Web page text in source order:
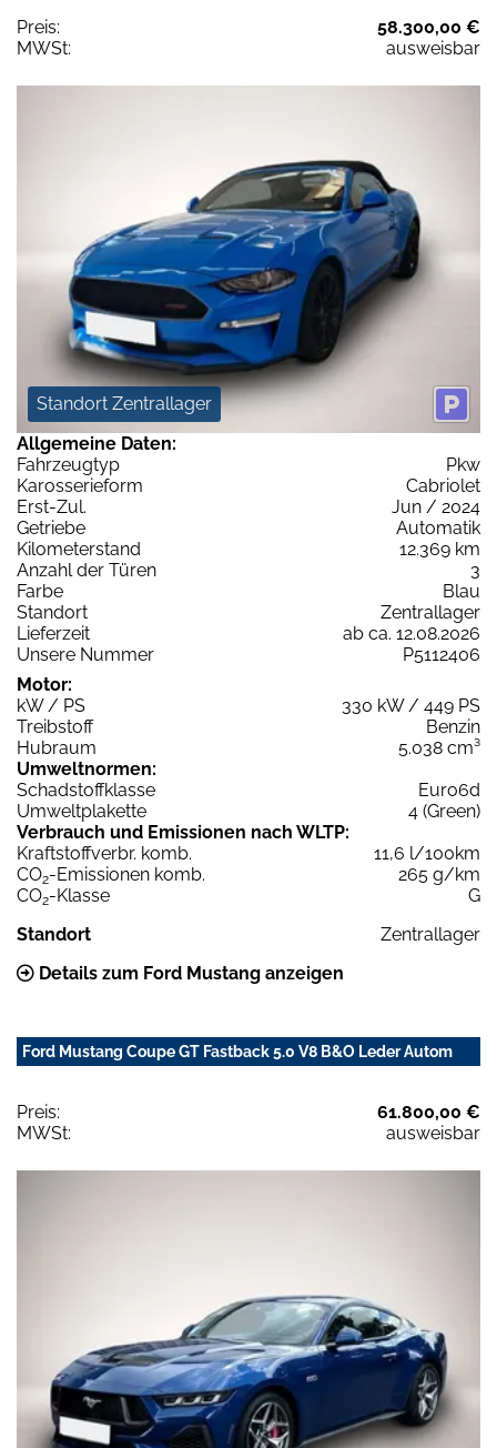
Preis:
58.300,00 €
MWSt:
ausweisbar
Standort Zentrallager
Allgemeine Daten:
Fahrzeugtyp
Pkw
Karosserieform
Cabriolet
Erst-Zul.
Jun / 2024
Getriebe
Automatik
Kilometerstand
12.369 km
Anzahl der Türen
3
Farbe
Blau
Standort
Zentrallager
Lieferzeit
ab ca. 12.08.2026
Unsere Nummer
P5112406
Motor:
kW / PS
330 kW / 449 PS
Treibstoff
Benzin
Hubraum
5.038 cm³
Umweltnormen:
Schadstoffklasse
Euro6d
Umweltplakette
4 (Green)
Verbrauch und Emissionen nach WLTP:
Kraftstoffverbr. komb.
11,6 l/100km
CO2-Emissionen komb.
265 g/km
CO2-Klasse
G
Standort
Zentrallager
Details zum Ford Mustang anzeigen
Ford Mustang Coupe GT Fastback 5.0 V8 B&O Leder Autom
Preis:
61.800,00 €
MWSt:
ausweisbar